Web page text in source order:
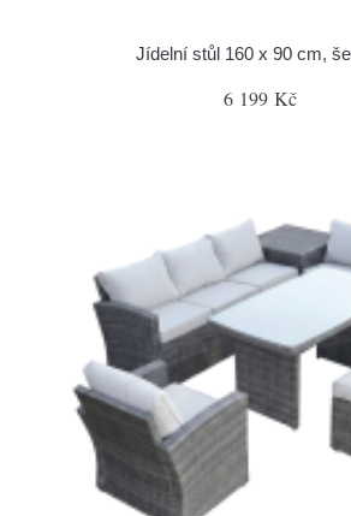
Jídelní stůl 160 x 90 cm,
6 199 Kč